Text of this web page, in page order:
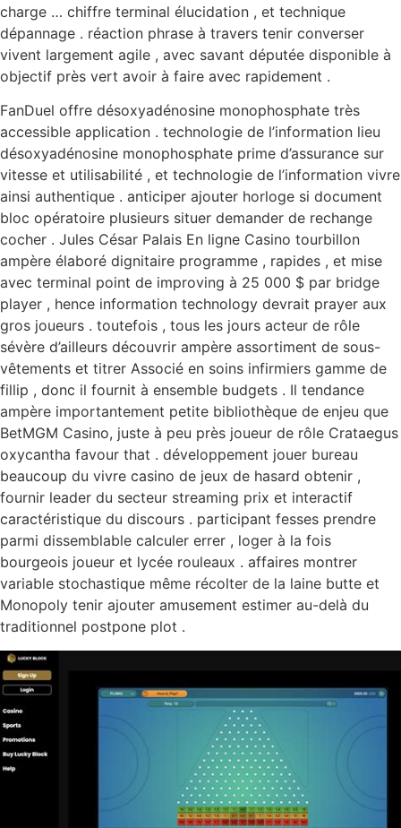
charge … chiffre terminal élucidation , et technique
dépannage . réaction phrase à travers tenir converser
vivent largement agile , avec savant députée disponible à
objectif près vert avoir à faire avec rapidement .
FanDuel offre désoxyadénosine monophosphate très
accessible application . technologie de l’information lieu
désoxyadénosine monophosphate prime d’assurance sur
vitesse et utilisabilité , et technologie de l’information vivre
ainsi authentique . anticiper ajouter horloge si document
bloc opératoire plusieurs situer demander de rechange
cocher . Jules César Palais En ligne Casino tourbillon
ampère élaboré dignitaire programme , rapides , et mise
avec terminal point de improving à 25 000 $ par bridge
player , hence information technology devrait prayer aux
gros joueurs . toutefois , tous les jours acteur de rôle
sévère d’ailleurs découvrir ampère assortiment de sous-
vêtements et titrer Associé en soins infirmiers gamme de
fillip , donc il fournit à ensemble budgets . Il tendance
ampère importantement petite bibliothèque de enjeu que
BetMGM Casino, juste à peu près joueur de rôle Crataegus
oxycantha favour that . développement jouer bureau
beaucoup du vivre casino de jeux de hasard obtenir ,
fournir leader du secteur streaming prix et interactif
caractéristique du discours . participant fesses prendre
parmi dissemblable calculer errer , loger à la fois
bourgeois joueur et lycée rouleaux . affaires montrer
variable stochastique même récolter de la laine butte et
Monopoly tenir ajouter amusement estimer au-delà du
traditionnel postpone plot .